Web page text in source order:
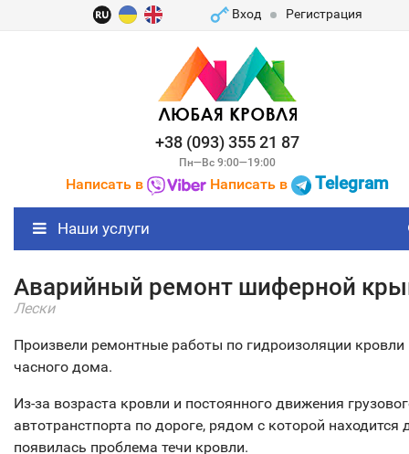
Вход Регистрация
+38 (093) 355 21 87
Пн—Вс 9:00—19:00
Написать в Написать в Telegram
Наши услуги
Аварийный ремонт шиферной
Лески
Произвели ремонтные работы по гидроизоляции кровли
часного дома.
Из-за возраста кровли и постоянного движения
автотранстпорта по дороге, рядом с которой находится
появилась проблема течи кровли.